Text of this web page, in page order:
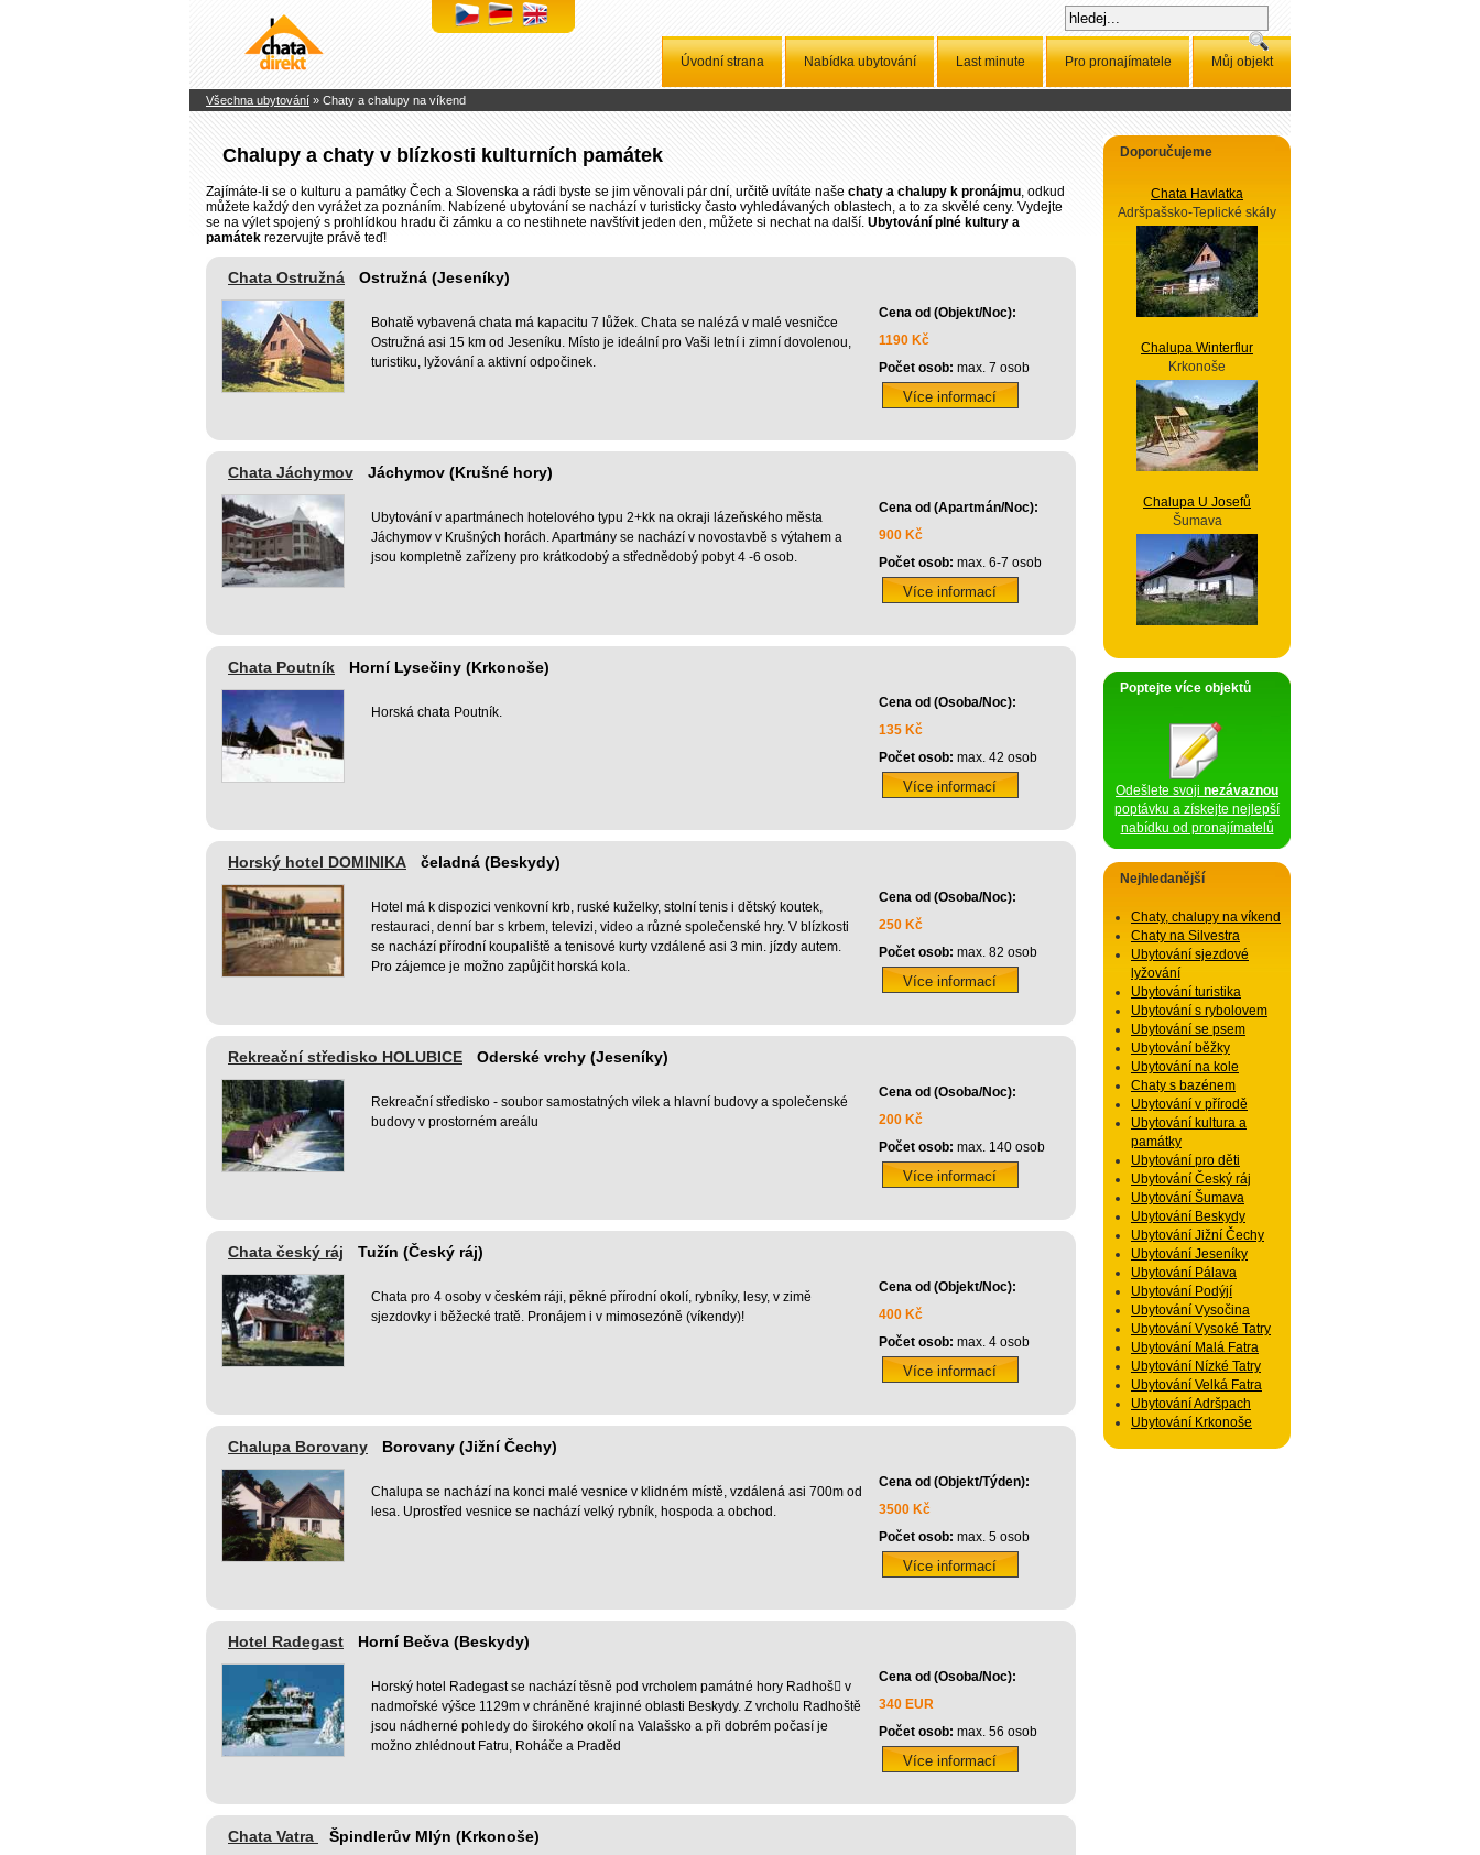
Úvodní strana Nabídka ubytování Last minute Pro pronajímatele Můj objekt
Všechna ubytování » Chaty a chalupy na víkend
Chalupy a chaty v blízkosti kulturních památek
Zajímáte-li se o kulturu a památky Čech a Slovenska a rádi byste se jim věnovali pár dní, určitě uvítáte naše chaty a chalupy k pronájmu, odkud
můžete každý den vyrážet za poznáním. Nabízené ubytování se nachází v turisticky často vyhledávaných oblastech, a to za skvělé ceny. Vydejte
se na výlet spojený s prohlídkou hradu či zámku a co nestihnete navštívit jeden den, můžete si nechat na další. Ubytování plné kultury a
památek rezervujte právě teď!
Chata Ostružná Ostružná (Jeseníky)
Bohatě vybavená chata má kapacitu 7 lůžek. Chata se nalézá v malé vesničce
Ostružná asi 15 km od Jeseníku. Místo je ideální pro Vaši letní i zimní dovolenou,
turistiku, lyžování a aktivní odpočinek.
Cena od (Objekt/Noc):
1190 Kč
Počet osob: max. 7 osob
Chata Jáchymov Jáchymov (Krušné hory)
Ubytování v apartmánech hotelového typu 2+kk na okraji lázeňského města
Jáchymov v Krušných horách. Apartmány se nachází v novostavbě s výtahem a
jsou kompletně zařízeny pro krátkodobý a střednědobý pobyt 4 -6 osob.
Cena od (Apartmán/Noc):
900 Kč
Počet osob: max. 6-7 osob
Chata Poutník Horní Lysečiny (Krkonoše)
Horská chata Poutník.
Cena od (Osoba/Noc):
135 Kč
Počet osob: max. 42 osob
Horský hotel DOMINIKA čeladná (Beskydy)
Hotel má k dispozici venkovní krb, ruské kuželky, stolní tenis i dětský koutek,
restauraci, denní bar s krbem, televizi, video a různé společenské hry. V blízkosti
se nachází přírodní koupaliště a tenisové kurty vzdálené asi 3 min. jízdy autem.
Pro zájemce je možno zapůjčit horská kola.
Cena od (Osoba/Noc):
250 Kč
Počet osob: max. 82 osob
Rekreační středisko HOLUBICE Oderské vrchy (Jeseníky)
Rekreační středisko - soubor samostatných vilek a hlavní budovy a společenské
budovy v prostorném areálu
Cena od (Osoba/Noc):
200 Kč
Počet osob: max. 140 osob
Chata český ráj Tužín (Český ráj)
Chata pro 4 osoby v českém ráji, pěkné přírodní okolí, rybníky, lesy, v zimě
sjezdovky i běžecké tratě. Pronájem i v mimosezóně (víkendy)!
Cena od (Objekt/Noc):
400 Kč
Počet osob: max. 4 osob
Chalupa Borovany Borovany (Jižní Čechy)
Chalupa se nachází na konci malé vesnice v klidném místě, vzdálená asi 700m od
lesa. Uprostřed vesnice se nachází velký rybník, hospoda a obchod.
Cena od (Objekt/Týden):
3500 Kč
Počet osob: max. 5 osob
Hotel Radegast Horní Bečva (Beskydy)
Horský hotel Radegast se nachází těsně pod vrcholem památné hory Radhoš￾ v
nadmořské výšce 1129m v chráněné krajinné oblasti Beskydy. Z vrcholu Radhoště
jsou nádherné pohledy do širokého okolí na Valašsko a při dobrém počasí je
možno zhlédnout Fatru, Roháče a Praděd
Cena od (Osoba/Noc):
340 EUR
Počet osob: max. 56 osob
Chata Vatra Špindlerův Mlýn (Krkonoše)
Doporučujeme
Chata Havlatka
Adršpašsko-Teplické skály
Chalupa Winterflur
Krkonoše
Chalupa U Josefů
Šumava
Poptejte více objektů
Odešlete svoji nezávaznou
poptávku a získejte nejlepší
nabídku od pronajímatelů
Nejhledanější
Chaty, chalupy na víkend
Chaty na Silvestra
Ubytování sjezdové
lyžování
Ubytování turistika
Ubytování s rybolovem
Ubytování se psem
Ubytování běžky
Ubytování na kole
Chaty s bazénem
Ubytování v přírodě
Ubytování kultura a
památky
Ubytování pro děti
Ubytování Český ráj
Ubytování Šumava
Ubytování Beskydy
Ubytování Jižní Čechy
Ubytování Jeseníky
Ubytování Pálava
Ubytování Podýjí
Ubytování Vysočina
Ubytování Vysoké Tatry
Ubytování Malá Fatra
Ubytování Nízké Tatry
Ubytování Velká Fatra
Ubytování Adršpach
Ubytování Krkonoše